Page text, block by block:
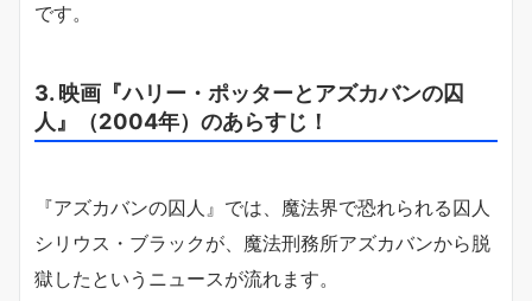
です。
3. 映画『ハリー・ポッターとアズカバンの囚
人』（2004年）のあらすじ！
『アズカバンの囚人』では、魔法界で恐れられる囚人
シリウス・ブラックが、魔法刑務所アズカバンから脱
獄したというニュースが流れます。